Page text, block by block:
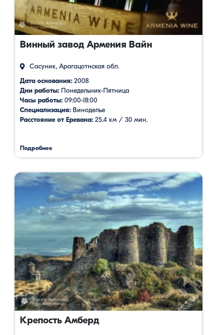
Винный завод Армения Вайн
Сасуник, Арагацотнская обл.
Дата основания: 2008
Дни работы: Понедельник-Пятница
Часы работы: 09:00-18:00
Специализация: Виноделье
Расстояние от Еревана: 25.4 км / 30 мин.
Подробнее
Крепость Амберд